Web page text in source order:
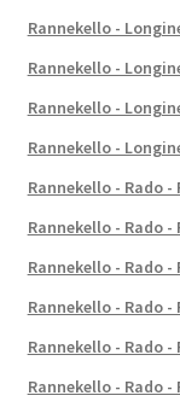
Rannekello -
Rannekello -
Rannekello -
Rannekello -
Rannekello - Rado
Rannekello - Rado -
Rannekello - Rado -
Rannekello - Rado -
Rannekello - Rado
Rannekello - Rado